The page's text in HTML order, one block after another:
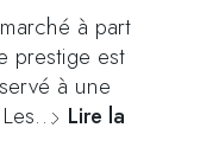
à part
prestige est
à une
Les… Lire la